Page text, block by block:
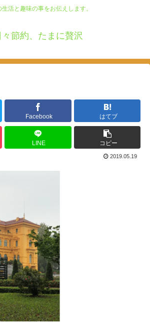
生活と趣味の事をお伝えします。
々節約、たまに贅沢
Facebook はてブ
LINE コピー
2019.05.19